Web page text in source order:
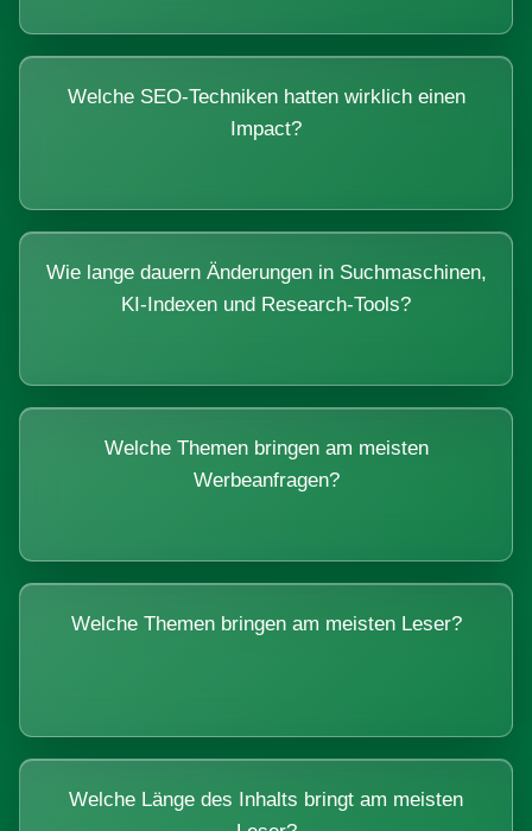
Welche SEO-Techniken hatten wirklich einen
Impact?
Wie lange dauern Änderungen in Suchmaschinen,
KI-Indexen und Research-Tools?
Welche Themen bringen am meisten
Werbeanfragen?
Welche Themen bringen am meisten Leser?
Welche Länge des Inhalts bringt am meisten